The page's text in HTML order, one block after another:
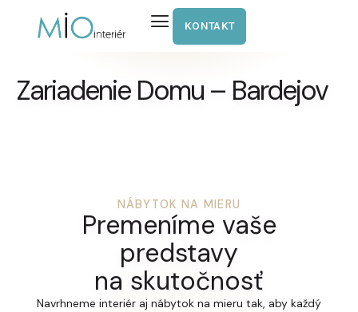
KONTAKT
Zariadenie Domu – Bardejov
NÁBYTOK NA MIERU
Premeníme vaše
predstavy
na skutočnosť
Navrhneme interiér aj nábytok na mieru tak, aby každý